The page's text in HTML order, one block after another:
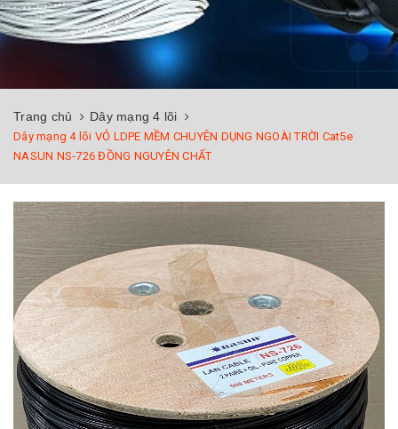
Trang chủ Dây mạng 4 lõi
Dây mạng 4 lõi VỎ LDPE MỀM CHUYÊN DỤNG NGOÀI TRỜI Cat5e
NASUN NS-726 ĐỒNG NGUYÊN CHẤT